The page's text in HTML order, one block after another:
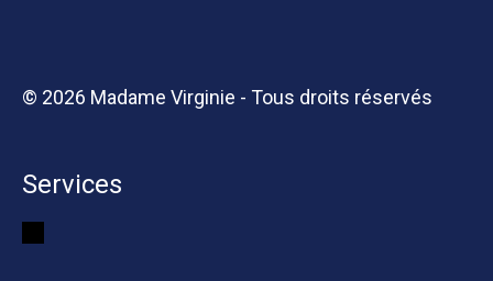
© 2026 Madame Virginie - Tous droits réservés
Services